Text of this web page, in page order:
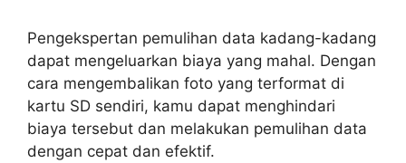
Pengekspertan pemulihan data kadang-kadang
dapat mengeluarkan biaya yang mahal. Dengan
cara mengembalikan foto yang terformat di
kartu SD sendiri, kamu dapat menghindari
biaya tersebut dan melakukan pemulihan data
dengan cepat dan efektif.